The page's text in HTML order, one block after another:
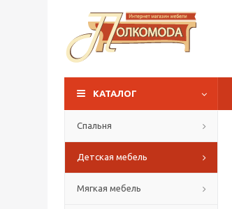
КАТАЛОГ
Спальня
Детская мебель
Мягкая мебель